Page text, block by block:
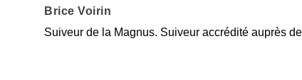
Brice Voirin
Suiveur de la Magnus. Suiveur accrédité auprès